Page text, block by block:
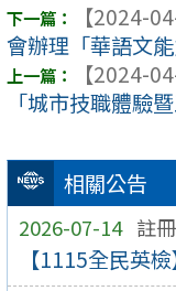
相關公告
2026-07-14 註
【1115全民英
【2024-
會辦理「華語文
【2024-
「城市技職體驗